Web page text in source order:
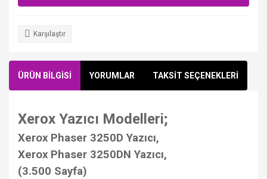
Karşılaştır
ÜRÜN BİLGİSİ YORUMLAR TAKSİT SEÇENEKLERİ
Xerox Yazıcı Modelleri;
Xerox Phaser 3250D Yazıcı,
Xerox Phaser 3250DN Yazıcı,
(3.500 Sayfa)